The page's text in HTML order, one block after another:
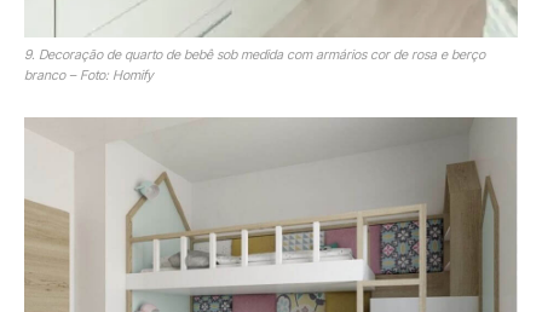
9. Decoração de quarto de bebê sob medida com armários cor de rosa e berço
branco – Foto: Homify